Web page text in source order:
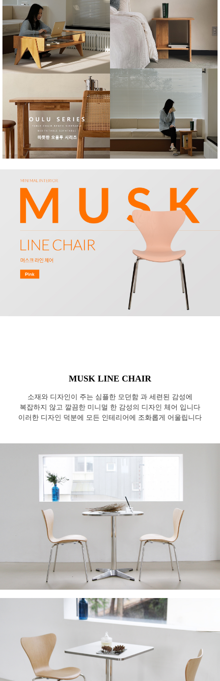
MUSK LINE CHAIR
소재와 디자인이 주는 심플한 모던함 과 세련된 감성에
복잡하지 않고 깔끔한 미니멀 한 감성의 디자인 체어 입니다
이러한 디자인 덕분에 모든 인테리어에 조화롭게 어울립니다